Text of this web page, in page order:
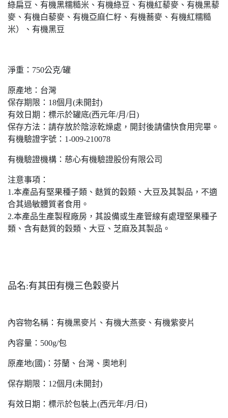
綠扁豆、有機黑糯糙米、有機綠豆、有機紅藜麥、有機黑藜
麥、有機白藜麥、有機亞麻仁籽、有機蕎麥、有機紅糯糙
米）、有機黑豆
淨重：750公克/罐
原產地：台灣
保存期限：18個月(未開封)
有效日期：標示於罐底(西元年/月/日)
保存方法：請存放於陰涼乾燥處，開封後請儘快食用完畢。
有機驗證字號：1-009-210078
有機驗證機構：慈心有機驗證股份有限公司
注意事項：
1.本產品有堅果種子類、麩質的穀類、大豆及其製品，不適
合其過敏體質者食用。
2.本產品生產製程廠房，其設備或生產管線有處理堅果種子
類、含有麩質的穀類、大豆、芝麻及其製品。
品名:有其田有機三色穀麥片
內容物名稱：有機黑麥片、有機大燕麥、有機紫麥片
內容量：500g/包
原產地(國)：芬蘭、台灣、奧地利
保存期限：12個月(未開封)
有效日期：標示於包裝上(西元年/月/日)